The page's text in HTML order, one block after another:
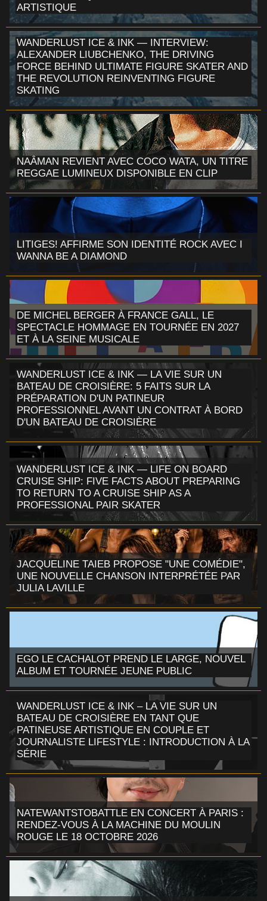
ARTISTIQUE
WANDERLUST ICE & INK — INTERVIEW:
ALEXANDER LIUBCHENKO, THE DRIVING
FORCE BEHIND ULTIMATE FIGURE SKATER AND
THE REVOLUTION REINVENTING FIGURE
SKATING
NAÂMAN REVIENT AVEC COCO WATA, UN TITRE
REGGAE LUMINEUX DISPONIBLE EN CLIP
LITIGES! AFFIRME SON IDENTITÉ ROCK AVEC I
WANNA BE A DIAMOND
DE MICHEL BERGER À FRANCE GALL, LE
SPECTACLE HOMMAGE EN TOURNÉE EN 2027
ET À LA SEINE MUSICALE
WANDERLUST ICE & INK — LA VIE SUR UN
BATEAU DE CROISIÈRE: 5 FAITS SUR LA
PRÉPARATION D'UN PATINEUR
PROFESSIONNEL AVANT UN CONTRAT À BORD
D'UN BATEAU DE CROISIÈRE
WANDERLUST ICE & INK — LIFE ON BOARD
CRUISE SHIP: FIVE FACTS ABOUT PREPARING
TO RETURN TO A CRUISE SHIP AS A
PROFESSIONAL PAIR SKATER
JACQUELINE TAIEB PROPOSE "UNE COMÉDIE",
UNE NOUVELLE CHANSON INTERPRÉTÉE PAR
JULIA LAVILLE
EGO LE CACHALOT PREND LE LARGE, NOUVEL
ALBUM ET TOURNÉE JEUNE PUBLIC
WANDERLUST ICE & INK – LA VIE SUR UN
BATEAU DE CROISIÈRE EN TANT QUE
PATINEUSE ARTISTIQUE EN COUPLE ET
JOURNALISTE LIFESTYLE : INTRODUCTION À LA
SÉRIE
NATEWANTSTOBATTLE EN CONCERT À PARIS :
RENDEZ-VOUS À LA MACHINE DU MOULIN
ROUGE LE 18 OCTOBRE 2026